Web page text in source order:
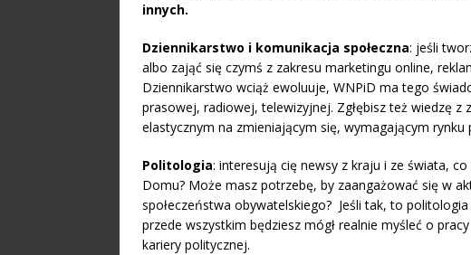
innych.
Dziennikarstwo i komunikacja społeczna: jeśli
albo zająć się czymś z zakresu marketingu online,
Dziennikarstwo wciąż ewoluuje, WNPiD ma tego
prasowej, radiowej, telewizyjnej. Zgłębisz też wiedzę z
elastycznym na zmieniającym się, wymagającym rynku
Politologia: interesują cię newsy z kraju i ze świata,
Domu? Może masz potrzebę, by zaangażować się w
społeczeństwa obywatelskiego? Jeśli tak, to
przede wszystkim będziesz mógł realnie myśleć o
kariery politycznej.